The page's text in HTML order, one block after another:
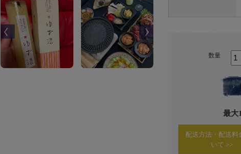
数量
最大
配送方法・配送料
いて >>